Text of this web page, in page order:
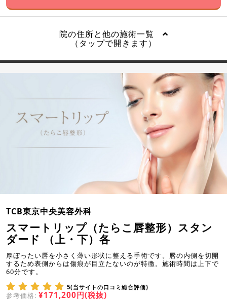
院の住所と他の施術一覧
（タップで開きます）
TCB東京中央美容外科
スマートリップ（たらこ唇整形）スタン
ダード （上・下）各
厚ぼったい唇を小さく薄い形状に整える手術です。唇の内側を切開
するため表側からは傷痕が目立たないのが特徴。施術時間は上下で
60分です。
5(当サイトの口コミ総合評価)
参考価格: ¥171,200円(税抜)